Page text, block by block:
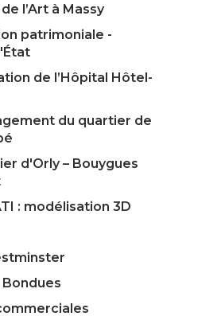
l’Art à Massy
patrimoniale -
de l’Hôpital Hôtel-
du quartier de
d'Orly – Bouygues
: modélisation 3D